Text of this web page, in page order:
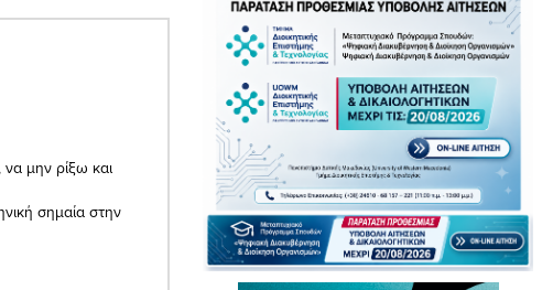
μην ρίξω και
σημαία στην